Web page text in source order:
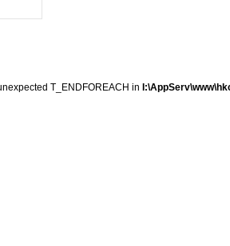
T_ENDFOREACH in